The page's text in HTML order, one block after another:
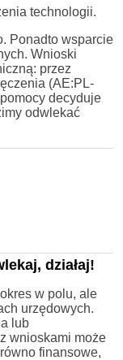
technologii.
Ponadto wsparcie
Wnioski
przez
(AE:PL-
decyduje
odwlekać
działaj!
w polu, ale
urzędowych.
lub
wnioskami może
finansowe,